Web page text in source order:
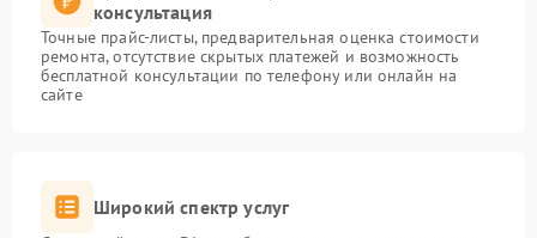
консультация
Точные прайс-листы, предварительная оценка стоимости
ремонта, отсутствие скрытых платежей и возможность
бесплатной консультации по телефону или онлайн на
сайте
Широкий спектр услуг